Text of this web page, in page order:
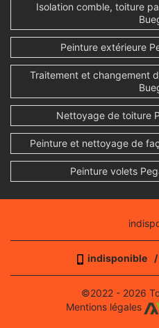
Isolation comble, toiture
Peinture extérieure
Traitement et changement
Nettoyage de toiture
Peinture et nettoyage de
Peinture volets
indisponible /
©2022 - 2026
Mentions légales